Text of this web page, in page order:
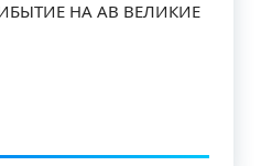
НА АВ ВЕЛИКИЕ